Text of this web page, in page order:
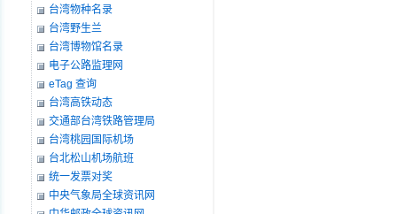
台湾物种名录
台湾野生兰
台湾博物馆名录
电子公路监理网
eTag 查询
台湾高铁动态
交通部台湾铁路管理局
台湾桃园国际机场
台北松山机场航班
统一发票对奖
中央气象局全球资讯网